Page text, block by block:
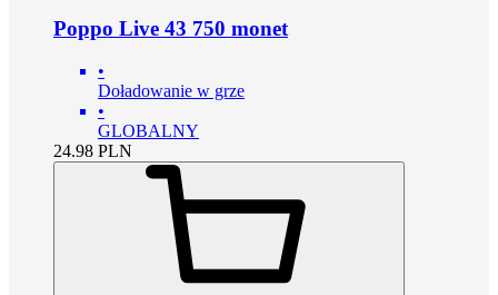
Poppo Live 43 750 monet
•
Doładowanie w grze
•
GLOBALNY
24.98 PLN